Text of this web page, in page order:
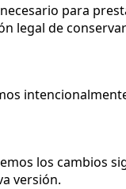
para
legal de
los cambios
versión.